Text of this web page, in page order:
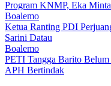
Program KNMP, Eka
Boalemo
Ketua Ranting PDI
Sarini Datau
Boalemo
PETI Tangga Barito
APH Bertindak